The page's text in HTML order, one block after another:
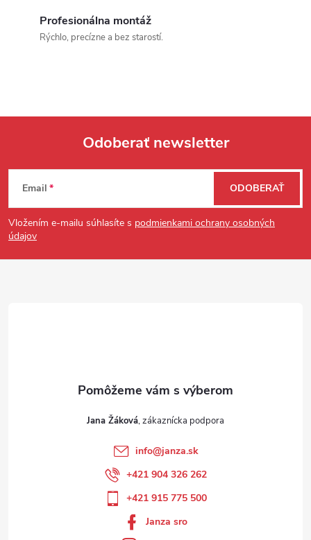
Profesionálna montáž
Rýchlo, precízne a bez starostí.
Zápätie
Odoberať newsletter
Email
Vložením e-mailu súhlasíte s podmienkami ochrany osobných
údajov
ODOBERAŤ
Jana Žáková
info@janza.sk
+421 904 326 262
+421 915 775 500
Janza sro